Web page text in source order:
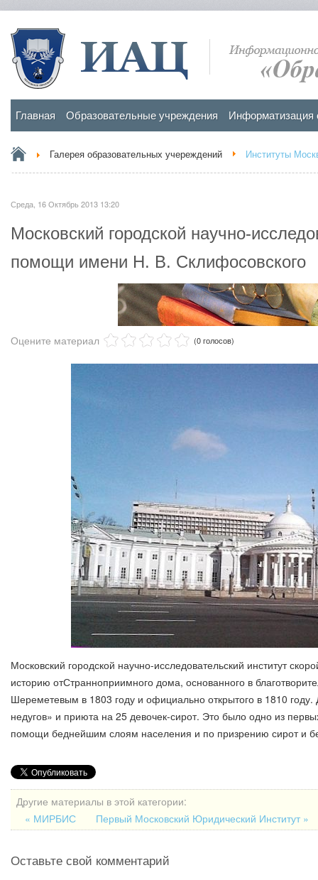
Главная Образовательные учреждения Информатизация
Галерея образовательных учереждений Институты
Среда, 16 Октябрь 2013 13:20
Московский городской научно-
помощи имени Н. В. Склифосовского
Оцените материал (0 голосов)
Московский городской научно-исследовательский институт
историю отСтранноприимного дома, основанного в
Шереметевым в 1803 году и официально открытого в 1810
недугов» и приюта на 25 девочек-сирот. Это было одно из
помощи беднейшим слоям населения и по призрению сирот и
Другие материалы в этой категории:
« МИРБИС
Первый Московский Юридический Институт »
Оставьте свой комментарий